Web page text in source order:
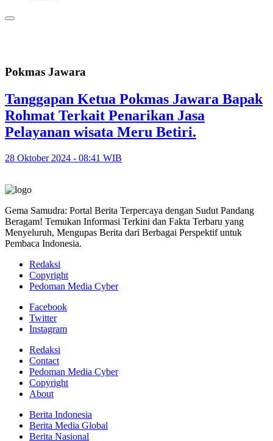
Pokmas Jawara
Tanggapan Ketua Pokmas Jawara Bapak
Rohmat Terkait Penarikan Jasa
Pelayanan wisata Meru Betiri.
28 Oktober 2024 - 08:41 WIB
Gema Samudra: Portal Berita Terpercaya dengan Sudut Pandang
Beragam! Temukan Informasi Terkini dan Fakta Terbaru yang
Menyeluruh, Mengupas Berita dari Berbagai Perspektif untuk
Pembaca Indonesia.
Redaksi
Copyright
Pedoman Media Cyber
Facebook
Twitter
Instagram
Redaksi
Contact
Pedoman Media Cyber
Copyright
About
Berita Indonesia
Berita Media Global
Berita Nasional